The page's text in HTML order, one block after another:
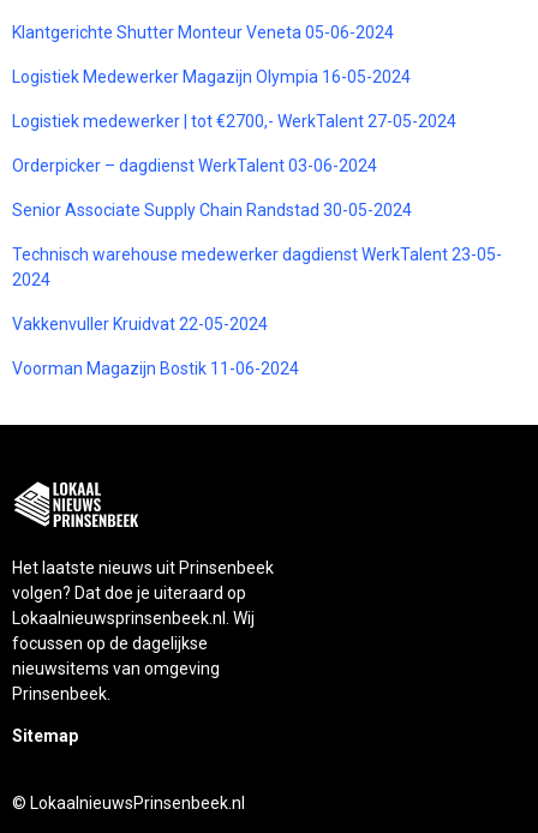
Klantgerichte Shutter Monteur Veneta 05-06-2024
Logistiek Medewerker Magazijn Olympia 16-05-2024
Logistiek medewerker | tot €2700,- WerkTalent 27-05-2024
Orderpicker – dagdienst WerkTalent 03-06-2024
Senior Associate Supply Chain Randstad 30-05-2024
Technisch warehouse medewerker dagdienst WerkTalent 23-05-
2024
Vakkenvuller Kruidvat 22-05-2024
Voorman Magazijn Bostik 11-06-2024
Het laatste nieuws uit Prinsenbeek
volgen? Dat doe je uiteraard op
Lokaalnieuwsprinsenbeek.nl. Wij
focussen op de dagelijkse
nieuwsitems van omgeving
Prinsenbeek.
Sitemap
© LokaalnieuwsPrinsenbeek.nl